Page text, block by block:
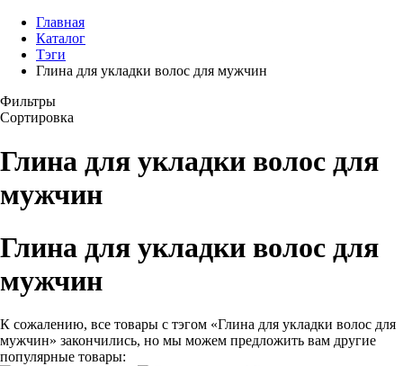
Главная
Каталог
Тэги
Глина для укладки волос для мужчин
Фильтры
Сортировка
Глина для укладки волос для
мужчин
Глина для укладки волос для
мужчин
К сожалению, все товары с тэгом «Глина для укладки волос для
мужчин» закончились, но мы можем предложить вам другие
популярные товары: